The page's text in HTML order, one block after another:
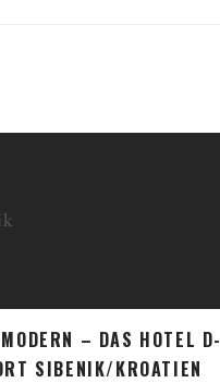
– DAS HOTEL D-
SIBENIK/KROATIEN